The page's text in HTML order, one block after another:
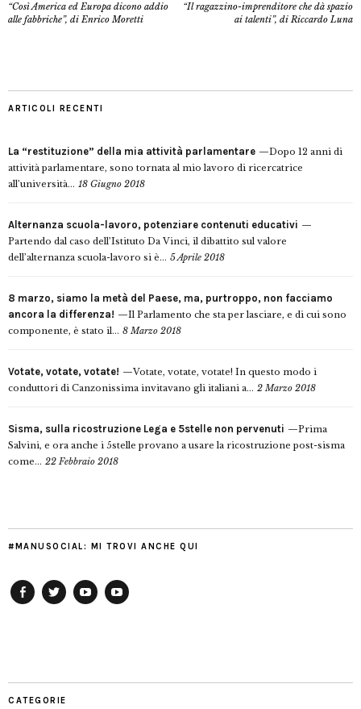
“Così America ed Europa dicono addio
alle fabbriche”, di Enrico Moretti
“Il ragazzino-imprenditore che dà spazio
ai talenti”, di Riccardo Luna
ARTICOLI RECENTI
La “restituzione” della mia attività parlamentare
Dopo 12 anni di
attività parlamentare, sono tornata al mio lavoro di ricercatrice
all’università... 18 Giugno 2018
Alternanza scuola-lavoro, potenziare contenuti educativi
Partendo dal caso dell’Istituto Da Vinci, il dibattito sul valore
dell’alternanza scuola-lavoro si è... 5 Aprile 2018
8 marzo, siamo la metà del Paese, ma, purtroppo, non facciamo
ancora la differenza!
Il Parlamento che sta per lasciare, e di cui sono
componente, è stato il... 8 Marzo 2018
Votate, votate, votate!
Votate, votate, votate! In questo modo i
conduttori di Canzonissima invitavano gli italiani a... 2 Marzo 2018
Sisma, sulla ricostruzione Lega e 5stelle non pervenuti
Prima
Salvini, e ora anche i 5stelle provano a usare la ricostruzione post-sisma
come... 22 Febbraio 2018
#MANUSOCIAL: MI TROVI ANCHE QUI
CATEGORIE